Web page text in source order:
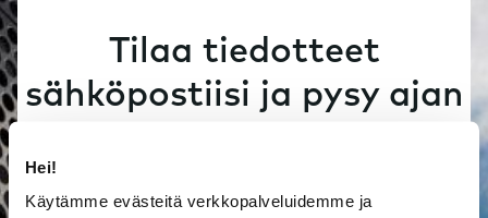
Hei!
Käytämme evästeitä verkkopalveluidemme ja
Tilaa tiedotteet
sähköpostiisi ja pysy ajan